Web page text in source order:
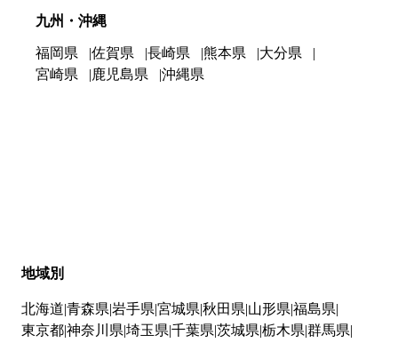
九州・沖縄
福岡県 佐賀県 長崎県 熊本県
大分県
宮崎県
鹿児島県 沖縄県
地域別
北海道 青森県 岩手県 宮城県 秋田県 山形県 福島県
東京都神奈川県 埼玉県 千葉県 茨城県 栃木県 群馬県